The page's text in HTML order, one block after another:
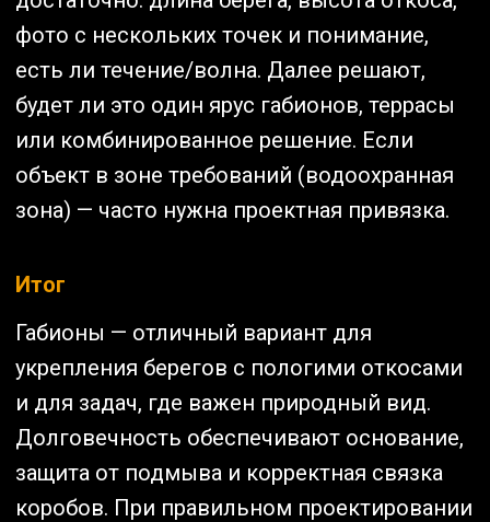
фото с нескольких точек и понимание,
есть ли течение/волна. Далее решают,
будет ли это один ярус габионов, террасы
или комбинированное решение. Если
объект в зоне требований (водоохранная
зона) — часто нужна проектная привязка.
Итог
Габионы — отличный вариант для
укрепления берегов с пологими откосами
и для задач, где важен природный вид.
Долговечность обеспечивают основание,
защита от подмыва и корректная связка
коробов. При правильном проектировании